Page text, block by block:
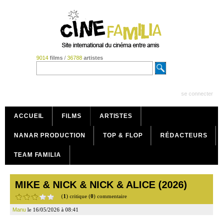
9014 films/ 36788 artistes
se connecter
ACCUEIL FILMS ARTISTES
NANAR PRODUCTION TOP & FLOP RÉDACTEURS
TEAM FAMILIA
MIKE & NICK & NICK & ALICE (2026)
(1) critique (0) commentaire
Manu le 16/05/2026 à 08:41